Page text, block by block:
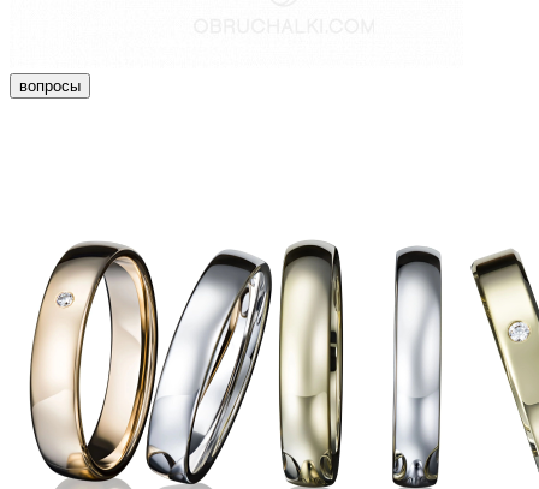
вопросы